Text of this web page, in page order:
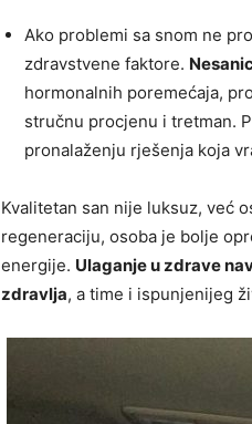
Ako problemi sa snom ne
zdravstvene faktore.
hormonalnih poremećaja,
stručnu procjenu i tretman.
pronalaženju rješenja koja
Kvalitetan san nije luksuz, već
regeneraciju, osoba je bolje
energije. Ulaganje u zdrave
zdravlja, a time i ispunjenijeg